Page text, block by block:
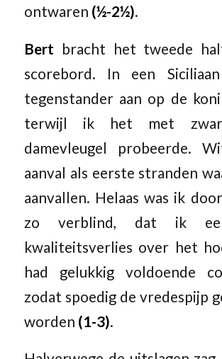
ontwaren (½-2½).
Bert bracht het tweede
scorebord. In een
tegenstander aan op de
terwijl ik het met
damevleugel probeerde.
aanval als eerste stranden
aanvallen. Helaas was ik
zo verblind, dat ik
kwaliteitsverlies over het
had gelukkig voldoende
zodat spoedig de vredespijp
worden (1-3).